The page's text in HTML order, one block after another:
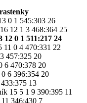
0 1 545:303 26
12 1 3 468:364 25
0 1 511:217 24
0 4 470:331 22
457:325 20
6 470:378 20
6 396:354 20
13
15 5 1 9 390:395 11
346:430 7